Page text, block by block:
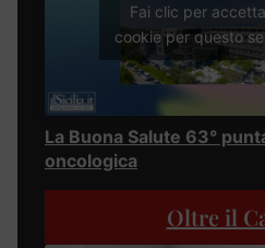
Fai clic per
cookie per questo
La Buona Salute 63°
oncologica
Oltre il